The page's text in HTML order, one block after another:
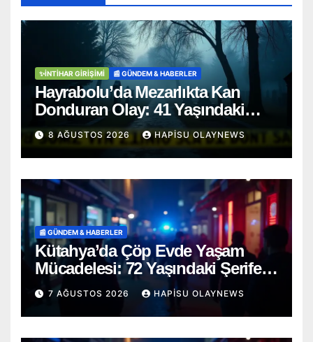
✨İNTIHAR GIRIŞIMI 📰 GÜNDEM & HABERLER
Hayrabolu’da Mezarlıkta Kan
Donduran Olay: 41 Yaşındaki
Şahıs Ağaca Asılı Bulundu
8 AĞUSTOS 2026 HAPISU OLAYNEWS
📰 GÜNDEM & HABERLER
Kütahya’da Çöp Evde Yaşam
Mücadelesi: 72 Yaşındaki Şerife
D. Mucizevi Şekilde Kurtarıldı
7 AĞUSTOS 2026 HAPISU OLAYNEWS